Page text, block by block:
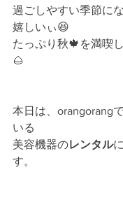
過ごしやすい季節に
嬉しいぃ😆
たっぷり秋🍁を満喫
🌰
本日は、orangorang
いる
美容機器のレンタル
す。